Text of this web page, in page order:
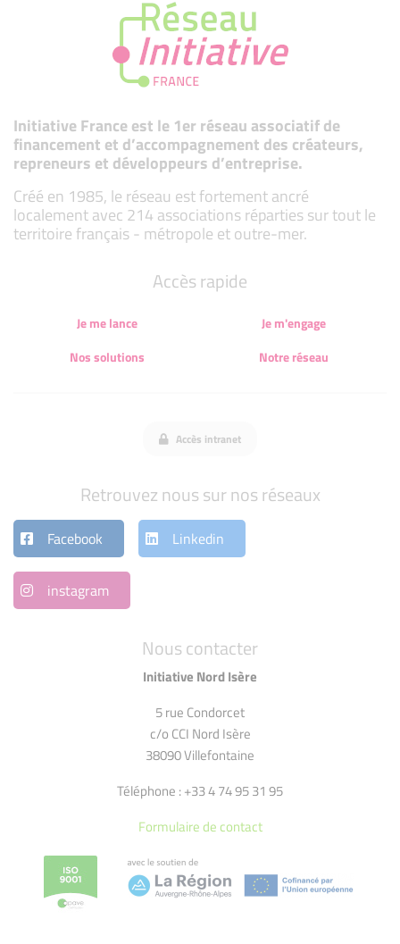
Initiative France est le 1er réseau associatif de
financement et d’accompagnement des créateurs,
repreneurs et développeurs d’entreprise.
Créé en 1985, le réseau est fortement ancré
localement avec 214 associations réparties sur tout le
territoire français - métropole et outre-mer.
Nous contacter
Initiative Nord Isère
5 rue Condorcet
c/o CCI Nord Isère
38090 Villefontaine
Téléphone : +33 4 74 95 31 95
Formulaire de contact
Accès rapide
Je me lance
Je m'engage
Nos solutions
Notre réseau
Accès intranet
Retrouvez nous sur nos réseaux
Facebook Linkedin
instagram